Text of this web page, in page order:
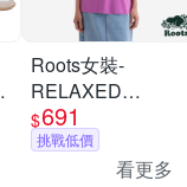
Roots女裝-
RELAXED
COOPER 短袖上
衣-淡莓紫
$691
挑戰低價
看更多